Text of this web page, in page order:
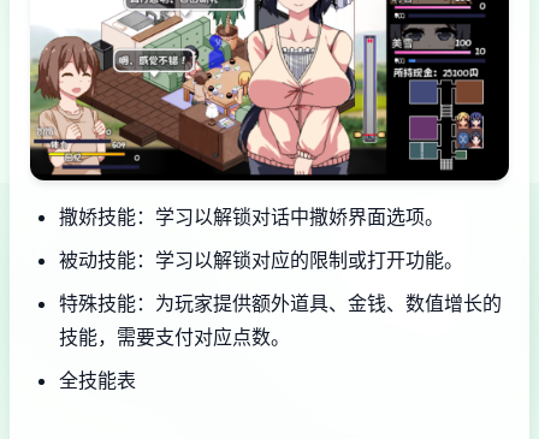
撒娇技能：学习以解锁对话中撒娇界面选项。
被动技能：学习以解锁对应的限制或打开功能。
特殊技能：为玩家提供额外道具、金钱、数值增长的
技能，需要支付对应点数。
全技能表